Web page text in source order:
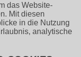
das Website-
Mit diesen
in die Nutzung
analytische